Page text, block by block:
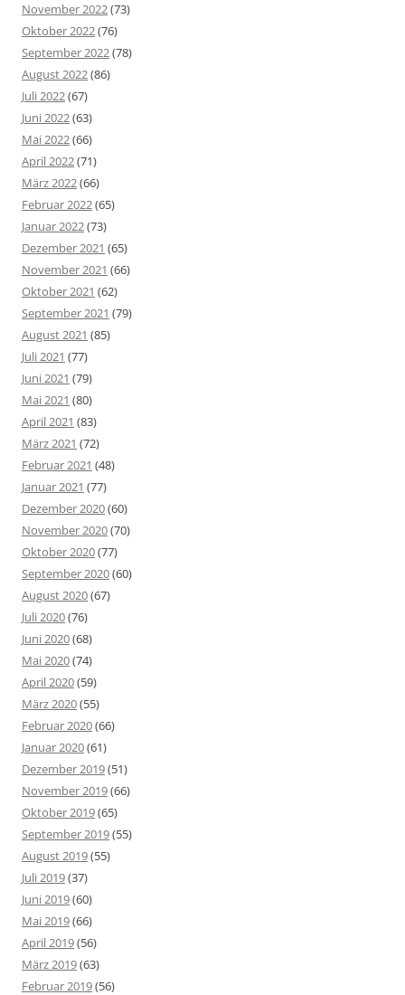
November 2022(73)
Oktober 2022(76)
September 2022(78)
August 2022(86)
Juli 2022(67)
Juni 2022(63)
Mai 2022(66)
April 2022(71)
März 2022(66)
Februar 2022(65)
Januar 2022(73)
Dezember 2021 (65)
November 2021 (66)
Oktober 2021 (62)
September 2021 (79)
August 2021 (85)
Juli 2021 (77)
Juni 2021 (79)
Mai 2021 (80)
April 2021 (83)
März 2021 (72)
Februar 2021 (48)
Januar 2021 (77)
Dezember 2020(60)
November 2020(70)
Oktober 2020(77)
September 2020(60)
August 2020(67)
Juli 2020(76)
Juni 2020(68)
Mai 2020(74)
April 2020(59)
März 2020(55)
Februar 2020(66)
Januar 2020(61)
Dezember 2019(51)
November 2019(66)
Oktober 2019(65)
September 2019(55)
August 2019(55)
Juli 2019(37)
Juni 2019(60)
Mai 2019(66)
April 2019(56)
März 2019(63)
Februar 2019(56)